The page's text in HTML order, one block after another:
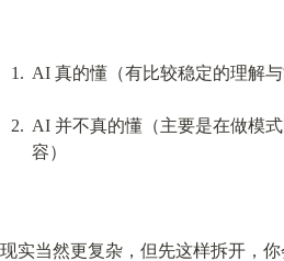
AI 真的懂（有比较稳定的理解与
AI 并不真的懂（主要是在做模
容）
现实当然更复杂，但先这样拆开，你